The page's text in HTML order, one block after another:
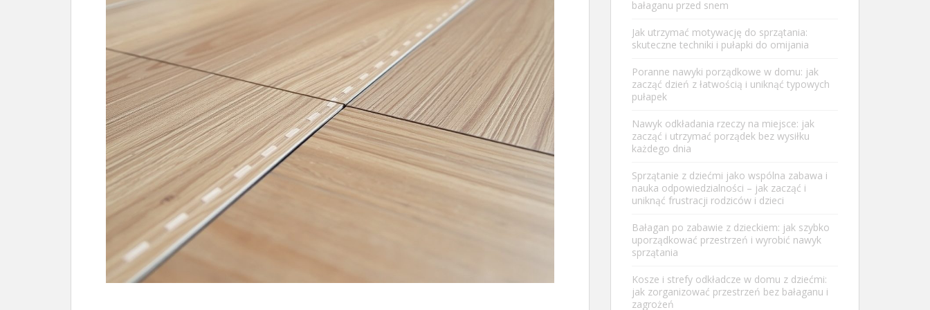
bałaganu przed snem
Jak utrzymać motywację do sprzątania:
skuteczne techniki i pułapki do omijania
Poranne nawyki porządkowe w domu: jak
zacząć dzień z łatwością i uniknąć typowych
pułapek
Nawyk odkładania rzeczy na miejsce: jak
zacząć i utrzymać porządek bez wysiłku
każdego dnia
Sprzątanie z dziećmi jako wspólna zabawa i
nauka odpowiedzialności – jak zacząć i
uniknąć frustracji rodziców i dzieci
Bałagan po zabawie z dzieckiem: jak szybko
uporządkować przestrzeń i wyrobić nawyk
sprzątania
Kosze i strefy odkładcze w domu z dziećmi:
jak zorganizować przestrzeń bez bałaganu i
zagrożeń